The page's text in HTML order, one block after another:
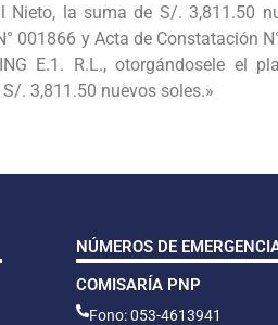
la suma de S/. 3,811.50
001866 y Acta de Constatación
E.1. R.L., otorgándosele
. 3,811.50 nuevos soles.»
NÚMEROS DE
COMISARÍA PNP
Fono: 053-4613941